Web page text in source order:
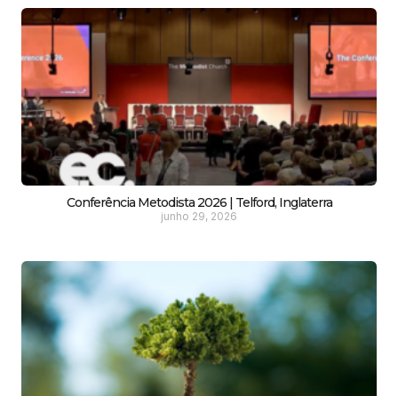
Conferência Metodista 2026 | Telford, Inglaterra
junho 29, 2026